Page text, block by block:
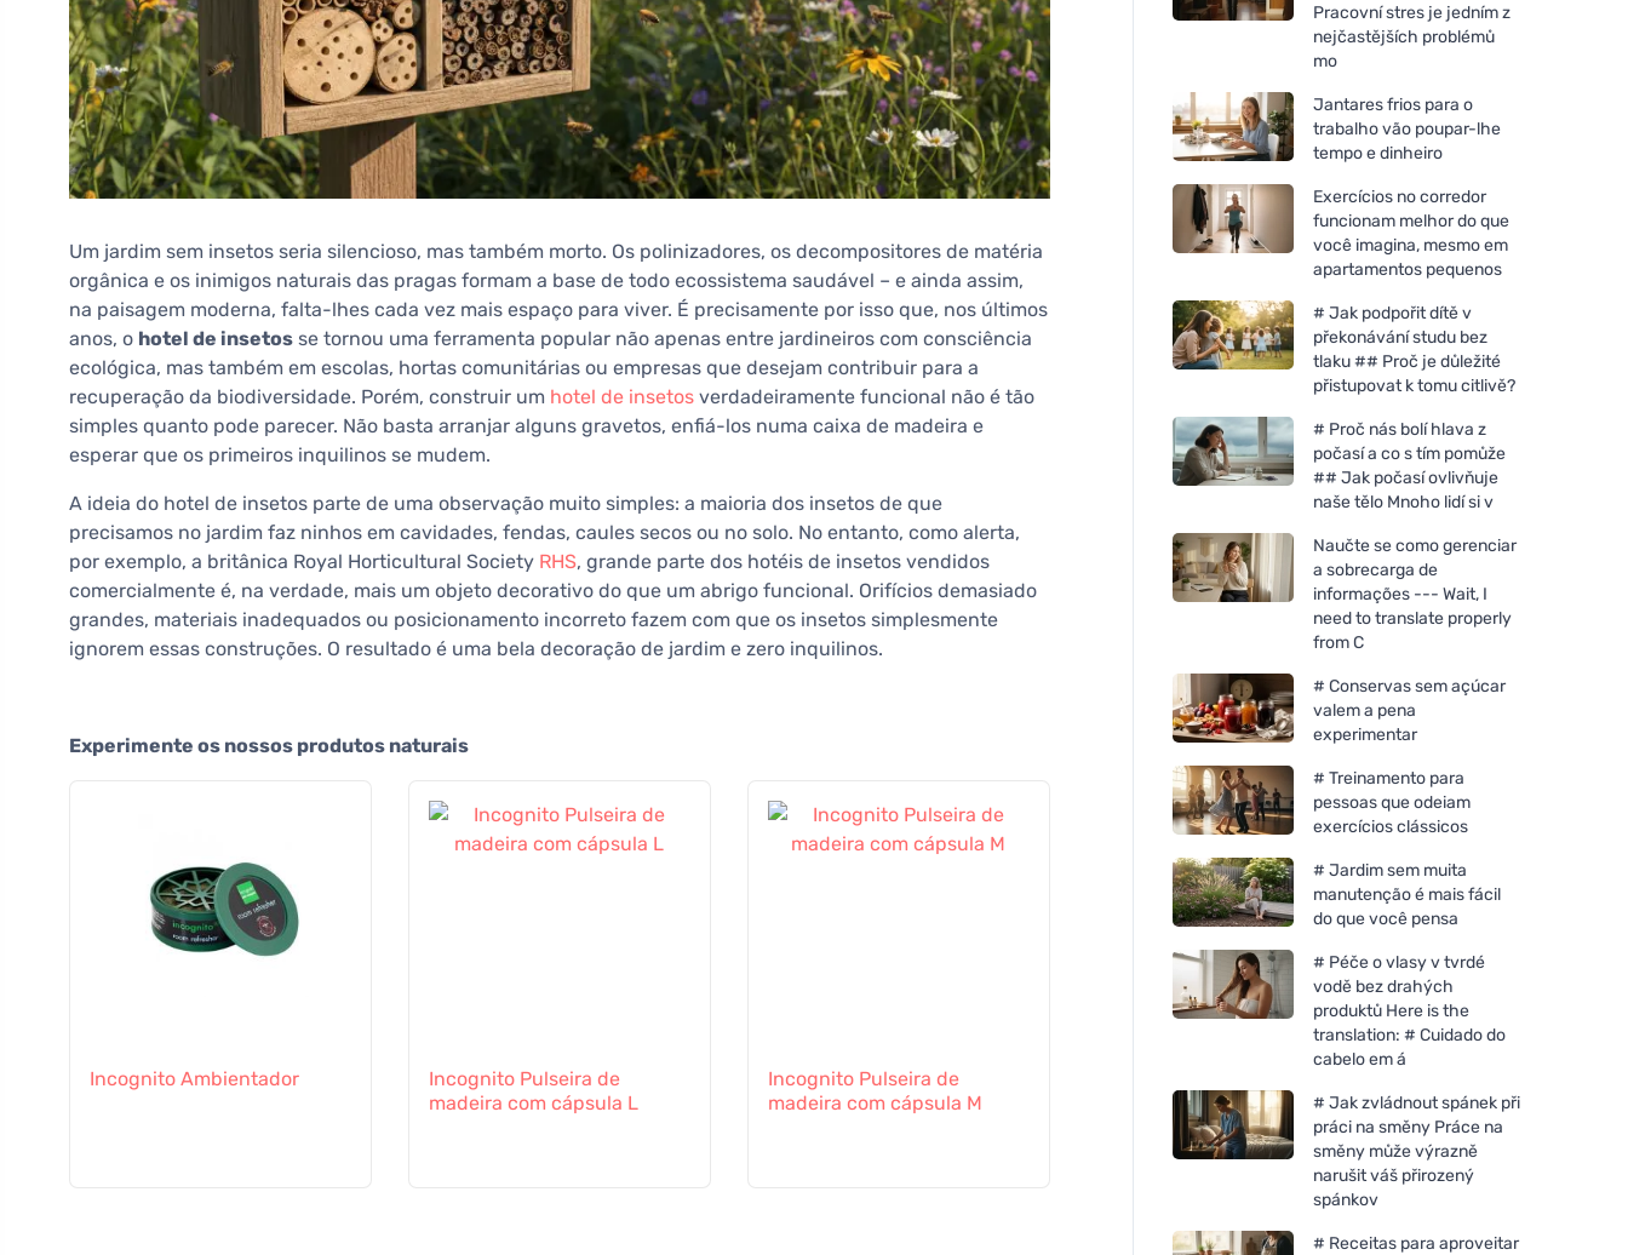
Um jardim sem insetos seria silencioso, mas também morto. Os polinizadores, os decompositores de matéria
orgânica e os inimigos naturais das pragas formam a base de todo ecossistema saudável – e ainda assim,
na paisagem moderna, falta-lhes cada vez mais espaço para viver. É precisamente por isso que, nos últimos
anos, o hotel de insetos se tornou uma ferramenta popular não apenas entre jardineiros com consciência
ecológica, mas também em escolas, hortas comunitárias ou empresas que desejam contribuir para a
recuperação da biodiversidade. Porém, construir um hotel de insetos verdadeiramente funcional não é tão
simples quanto pode parecer. Não basta arranjar alguns gravetos, enfiá-los numa caixa de madeira e
esperar que os primeiros inquilinos se mudem.
A ideia do hotel de insetos parte de uma observação muito simples: a maioria dos insetos de que
precisamos no jardim faz ninhos em cavidades, fendas, caules secos ou no solo. No entanto, como alerta,
por exemplo, a britânica Royal Horticultural Society RHS, grande parte dos hotéis de insetos vendidos
comercialmente é, na verdade, mais um objeto decorativo do que um abrigo funcional. Orifícios demasiado
grandes, materiais inadequados ou posicionamento incorreto fazem com que os insetos simplesmente
ignorem essas construções. O resultado é uma bela decoração de jardim e zero inquilinos.
Experimente os nossos produtos naturais
Incognito Ambientador
Incognito Pulseira de
madeira com cápsula L
Incognito Pulseira de
madeira com cápsula M
efeito repelente SPF 30 (100
ml) - também adequado
para crianças a partir dos 6
cristal protetor
ml) - não cheira a
incómodos
Pracovní stres je jedním z
nejčastějších problémů
mo
Jantares frios para o
trabalho vão poupar-lhe
tempo e dinheiro
Exercícios no corredor
funcionam melhor do que
você imagina, mesmo em
apartamentos pequenos
# Jak podpořit dítě v
překonávání studu bez
tlaku ## Proč je důležité
přistupovat k tomu citlivě?
# Proč nás bolí hlava z
počasí a co s tím pomůže
## Jak počasí ovlivňuje
naše tělo Mnoho lidí si v
Naučte se como gerenciar
a sobrecarga de
informações --- Wait, I
need to translate properly
from C
# Conservas sem açúcar
valem a pena
experimentar
# Treinamento para
pessoas que odeiam
exercícios clássicos
# Jardim sem muita
manutenção é mais fácil
do que você pensa
# Péče o vlasy v tvrdé
vodě bez drahých
produktů Here is the
translation: # Cuidado do
cabelo em á
# Jak zvládnout spánek při
práci na směny Práce na
směny může výrazně
narušit váš přirozený
spánkov
# Receitas para aproveitar